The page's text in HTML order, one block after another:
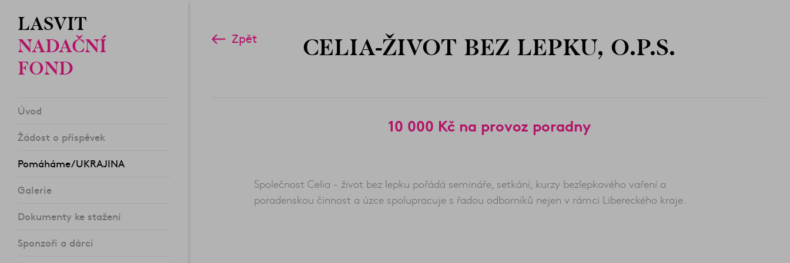
LASVIT
NADAČNÍ
FOND
Úvod
Žádost o příspěvek
Pomáháme/UKRAJINA
Galerie
Dokumenty ke stažení
Sponzoři a dárci
Zpět CELIA-ŽIVOT BEZ LEPKU, O.P.S.
10 000 Kč na provoz poradny
Společnost Celia - život bez lepku pořádá semináře, setkání, kurzy bezlepkového vaření a
poradenskou činnost a úzce spolupracuje s řadou odborníků nejen v rámci Libereckého kraje.